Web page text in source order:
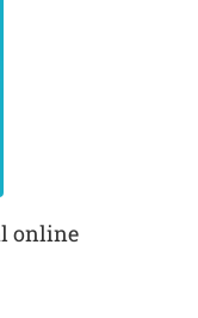
online